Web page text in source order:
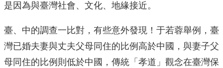
是因為與臺灣社會、文化、地緣接近。
臺、中的調查一比對，有些意外發現！于若蓉舉例，臺
灣已婚夫妻與丈夫父母同住的比例高於中國，與妻子父
母同住的比例則低於中國，傳統「孝道」觀念在臺灣保